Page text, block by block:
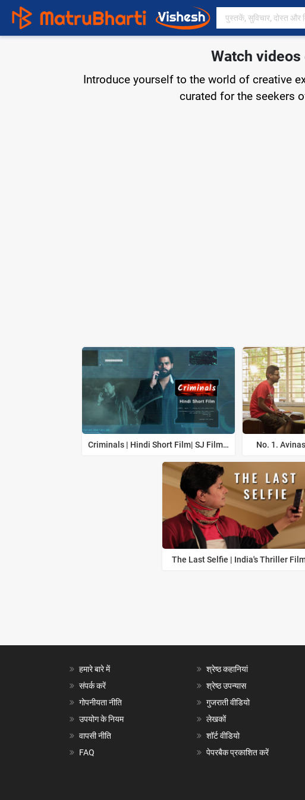
Watch
Introduce yourself to the world of creative
curated for the seekers
Criminals | Hindi Short Film| SJ Film Factory No. 1.
The Last Selfie | India's Thriller
हमारे बारे में
संपर्क करें
गोपनीयता नीति
उपयोग के नियम
वापसी नीति
FAQ
श्रेष्ठ कहानियां
श्रेष्ठ उपन्यास
गुजराती वीडियो
लेखकों
शॉर्ट वीडियो
पेपरबैक प्रकाशित करें